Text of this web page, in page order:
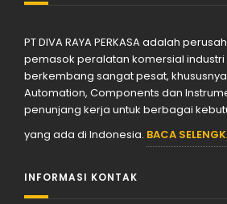
PT DIVA RAYA PERKASA adalah
pemasok peralatan komersial industri
berkembang sangat pesat,
Automation, Components dan
penunjang kerja untuk berbagai
yang ada di Indonesia. BACA
INFORMASI KONTAK